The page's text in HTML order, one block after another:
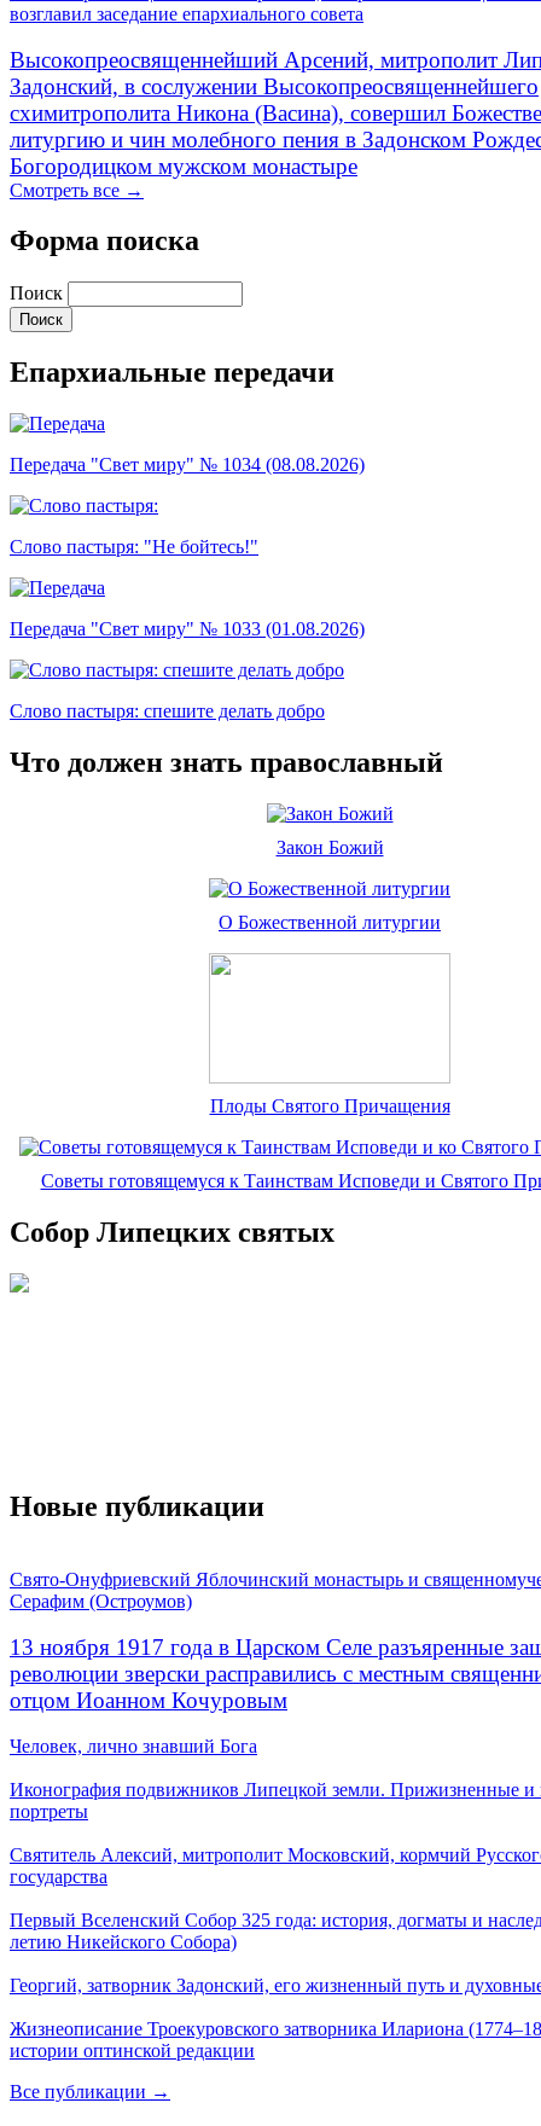
возглавил заседание епархиального совета
Высокопреосвященнейший Арсений, митрополит
Задонский, в сослужении Высокопреосвященнейшего
схимитрополита Никона (Васина), совершил
литургию и чин молебного пения в Задонском
Богородицком мужском монастыре
Смотреть все →
Форма поиска
Поиск
Епархиальные передачи
Передача "Свет миру" № 1034 (08.08.2026)
Слово пастыря: "Не бойтесь!"
Передача "Свет миру" № 1033 (01.08.2026)
Слово пастыря: спешите делать добро
Что должен знать православный
Закон Божий
О Божественной литургии
Плоды Святого Причащения
Советы готовящемуся к Таинствам Исповеди и Святого
Собор Липецких святых
Новые публикации
Свято-Онуфриевский Яблочинский монастырь и
Серафим (Остроумов)
13 ноября 1917 года в Царском Селе разъяренные
революции зверски расправились с местным
отцом Иоанном Кочуровым
Человек, лично знавший Бога
Иконография подвижников Липецкой земли. Прижизненные и
портреты
Святитель Алексий, митрополит Московский, кормчий
государства
Первый Вселенский Собор 325 года: история, догматы и
летию Никейского Собора)
Георгий, затворник Задонский, его жизненный путь и
Жизнеописание Троекуровского затворника Илариона
истории оптинской редакции
Все публикации →